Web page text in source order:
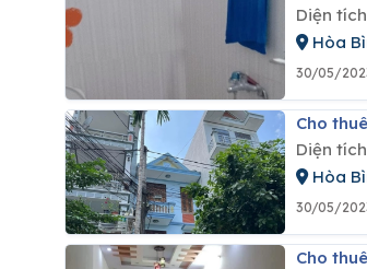
Diện
Hòa
30/05/
Cho
Diện
Hòa
30/05/
Cho